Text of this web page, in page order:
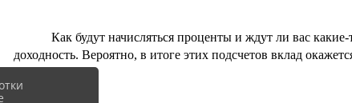
Как будут начисляться проценты и ждут ли вас
доходность. Вероятно, в итоге этих подсчетов вклад